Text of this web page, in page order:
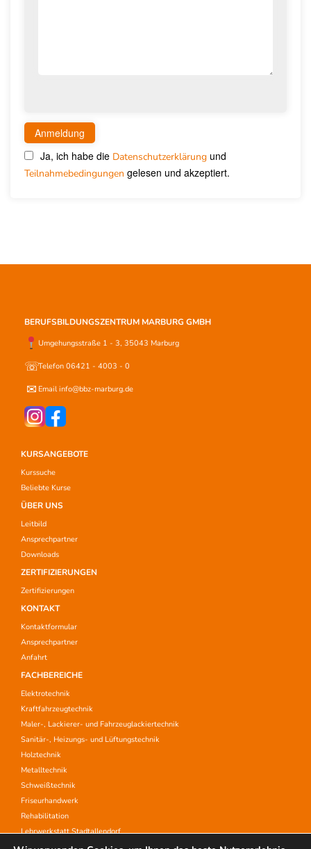
Ja, ich habe die Datenschutzerklärung und
Teilnahmebedingungen gelesen und akzeptiert.
BERUFSBILDUNGSZENTRUM MARBURG GMBH
Umgehungsstraße 1 - 3, 35043 Marburg
☏Telefon 06421 - 4003 - 0
✉ Email info@bbz-marburg.de
KURSANGEBOTE
Kurssuche
Beliebte Kurse
ÜBER UNS
Leitbild
Ansprechpartner
Downloads
ZERTIFIZIERUNGEN
Zertifizierungen
KONTAKT
Kontaktformular
Ansprechpartner
Anfahrt
FACHBEREICHE
Elektrotechnik
Kraftfahrzeugtechnik
Maler-, Lackierer- und Fahrzeuglackiertechnik
Sanitär-, Heizungs- und Lüftungstechnik
Holztechnik
Metalltechnik
Schweißtechnik
Friseurhandwerk
Rehabilitation
Lehrwerkstatt Stadtallendorf
Aufstiegsfortbildung